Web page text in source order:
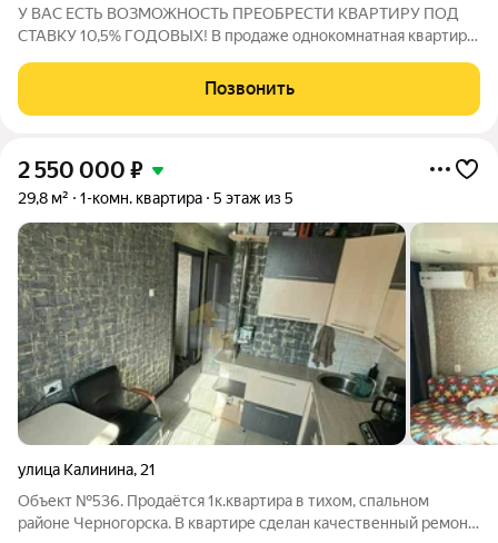
У ВАС ЕСТЬ ВОЗМОЖНОСТЬ ПРЕОБРЕСТИ КВАРТИРУ ПОД
СТАВКУ 10,5% ГОДОВЫХ! В продаже однокомнатная квартира
прихожей и на кухне постелен линолеум(в комнате нет
Позвонить
2 550 000 ₽
29,8 м² 1-комн. квартира 5 этаж из 5
улица Калинина, 21
Объект №536. Продаётся 1к.квартира в тихом, спальном
районе Черногорска. В квартире сделан качественный ремонт.